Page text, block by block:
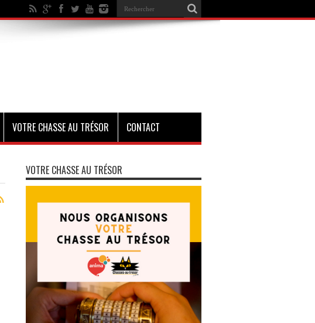
VOTRE CHASSE AU TRÉSOR CONTACT
VOTRE CHASSE AU TRÉSOR